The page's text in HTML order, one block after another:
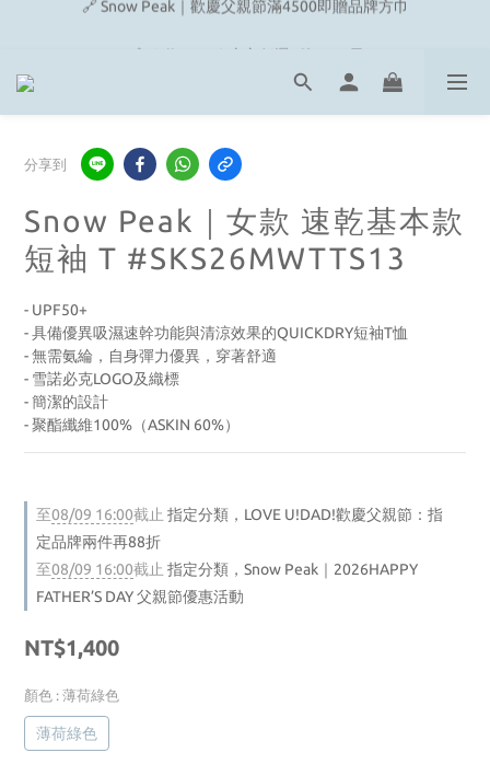
🔗 Fjallraven｜上衣任選2件2480元
🎉On/HOKA 新品陸續上架
🔗 Snow Peak｜歡慶父親節滿4500即贈品牌方巾
分享到
Snow Peak｜女款 速乾基本款
短袖 T #SKS26MWTTS13
- UPF50+
- 具備優異吸濕速幹功能與清涼效果的QUICKDRY短袖T恤
- 無需氨綸，自身彈力優異，穿著舒適
- 雪諾必克LOGO及織標
- 簡潔的設計
- 聚酯纖維100%（ASKIN 60%）
至08/09 16:00截止 指定分類，LOVE U!DAD!歡慶父親節：指
定品牌兩件再88折
至08/09 16:00截止 指定分類，Snow Peak｜2026HAPPY
FATHER’S DAY 父親節優惠活動
NT$1,400
顏色 : 薄荷綠色
薄荷綠色